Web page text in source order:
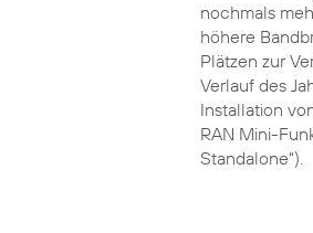
nochmals
höhere
Plätzen zur
Verlauf des
Installation
RAN Mini-
Standalone“).